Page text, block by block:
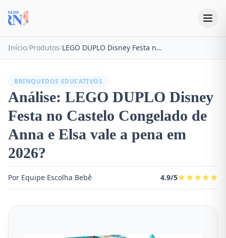
Início/Produtos/ LEGO DUPLO Disney Festa no Castelo Congelado de Anna e Elsa
BRINQUEDOS EDUCATIVOS
Análise: LEGO DUPLO Disney
Festa no Castelo Congelado de
Anna e Elsa vale a pena em
2026?
Por Equipe Escolha Bebê 4.9/5